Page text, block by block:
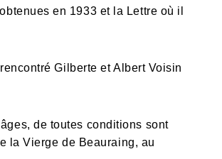
en 1933 et la Lettre où il
Gilberte et Albert Voisin
de toutes conditions sont
la Vierge de Beauraing, au